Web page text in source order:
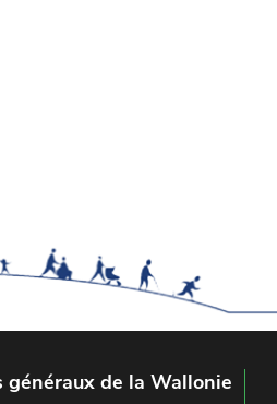
généraux de la Wallonie